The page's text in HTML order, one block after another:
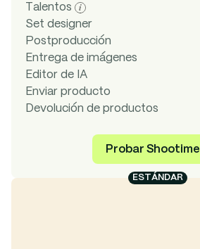
Talentos
Set designer
Postproducción
Entrega de imágenes
Editor de IA
Enviar producto
Devolución de productos
Probar Shootime
ESTÁNDAR